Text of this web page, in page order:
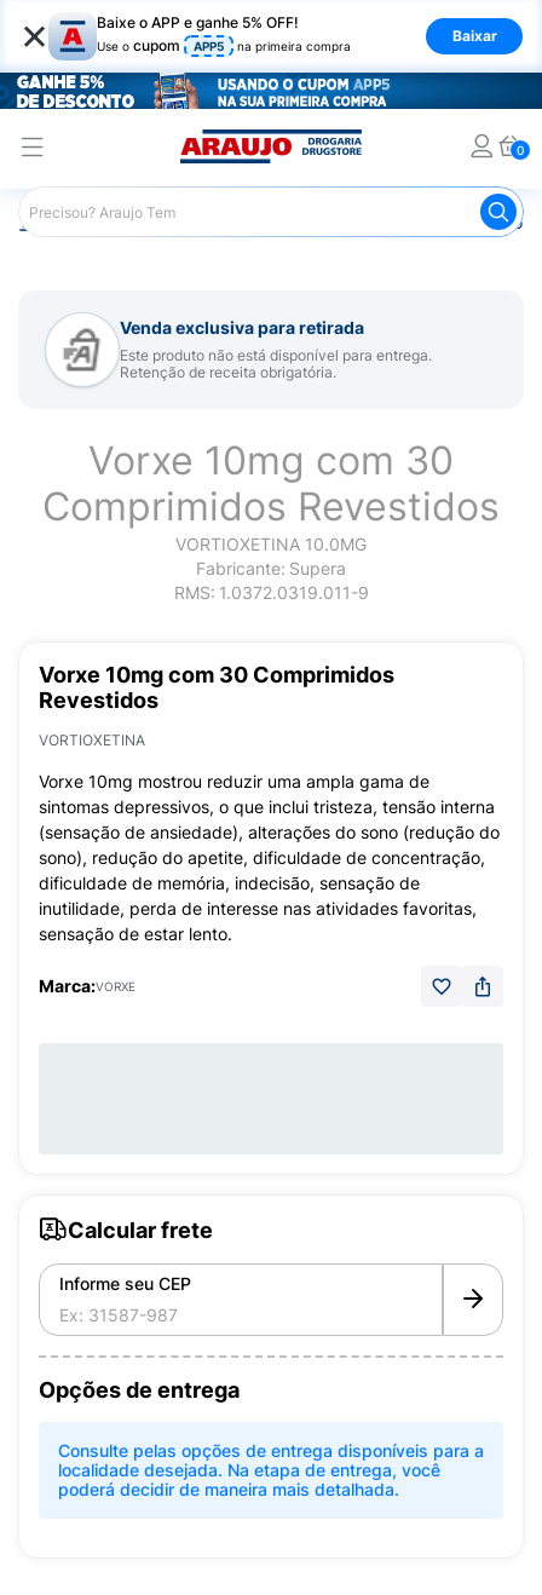
× Baixe o APP e ganhe 5% OFF!
Use o cupom APP5 na primeira compra
Baixar
0
Araujo Medicamentos Remédio para Sistema Nervoso
Venda exclusiva para retirada
Este produto não está disponível para entrega.
Retenção de receita obrigatória.
Vorxe 10mg com 30
Comprimidos Revestidos
VORTIOXETINA 10.0MG
Fabricante: Supera
RMS: 1.0372.0319.011-9
Vorxe 10mg com 30 Comprimidos
Revestidos
VORTIOXETINA
Vorxe 10mg mostrou reduzir uma ampla gama de
sintomas depressivos, o que inclui tristeza, tensão interna
(sensação de ansiedade), alterações do sono (redução do
sono), redução do apetite, dificuldade de concentração,
dificuldade de memória, indecisão, sensação de
inutilidade, perda de interesse nas atividades favoritas,
sensação de estar lento.
Marca:VORXE
Calcular frete
Informe seu CEP
Opções de entrega
Consulte pelas opções de entrega disponíveis para a
localidade desejada. Na etapa de entrega, você
poderá decidir de maneira mais detalhada.